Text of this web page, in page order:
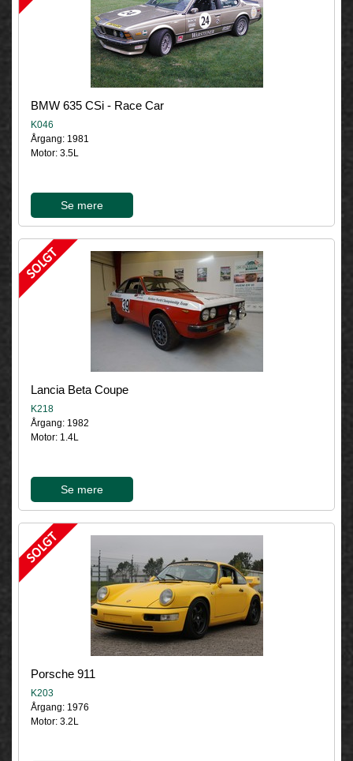
BMW 635 CSi - Race Car
K046
Årgang: 1981
Motor: 3.5L
Se mere
Lancia Beta Coupe
K218
Årgang: 1982
Motor: 1.4L
Se mere
Porsche 911
K203
Årgang: 1976
Motor: 3.2L